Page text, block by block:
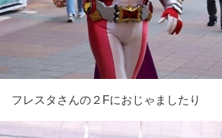
フレスタさんの２Fにおじゃましたり